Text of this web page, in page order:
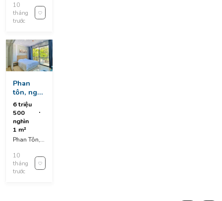
Sơn Trà, Da
Nang,
Vietnam
10
tháng
trước
Phan
tôn, ngũ
hành sơn
+ full nội
thất đầy
đủ
6 triệu
500
nghìn
1 m²
Phan Tôn,
Ngũ Hành
Sơn, Đà
Nẵng,
10
tháng
trước